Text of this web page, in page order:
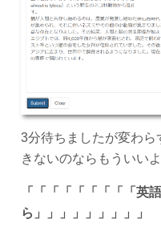
3分待ちましたが変わ
きないのならもういいよ
「「「「「「「「「英
ら」」」」」」」」」